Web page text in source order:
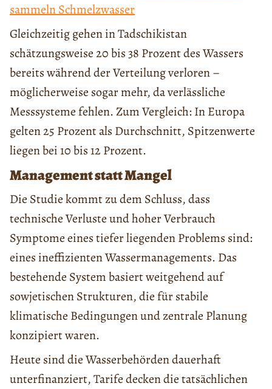
sammeln Schmelzwasser
Gleichzeitig gehen in Tadschikistan
schätzungsweise 20 bis 38 Prozent des Wassers
bereits während der Verteilung verloren –
möglicherweise sogar mehr, da verlässliche
Messsysteme fehlen. Zum Vergleich: In Europa
gelten 25 Prozent als Durchschnitt, Spitzenwerte
liegen bei 10 bis 12 Prozent.
Management statt Mangel
Die Studie kommt zu dem Schluss, dass
technische Verluste und hoher Verbrauch
Symptome eines tiefer liegenden Problems sind:
eines ineffizienten Wassermanagements. Das
bestehende System basiert weitgehend auf
sowjetischen Strukturen, die für stabile
klimatische Bedingungen und zentrale Planung
konzipiert waren.
Heute sind die Wasserbehörden dauerhaft
unterfinanziert, Tarife decken die tatsächlichen